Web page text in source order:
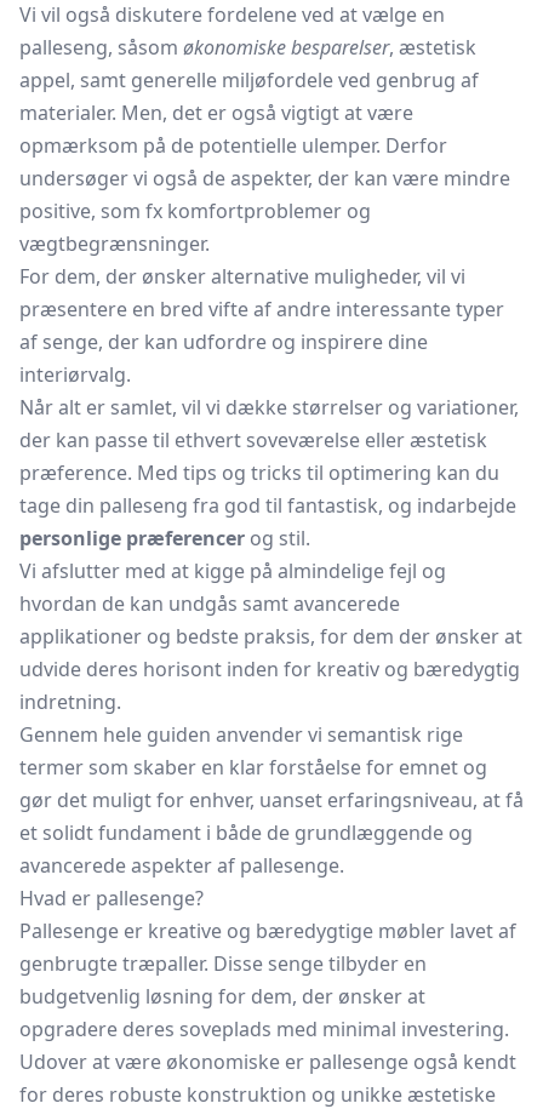
Vi vil også diskutere fordelene ved at vælge en
palleseng, såsom økonomiske besparelser, æstetisk
appel, samt generelle miljøfordele ved genbrug af
materialer. Men, det er også vigtigt at være
opmærksom på de potentielle ulemper. Derfor
undersøger vi også de aspekter, der kan være mindre
positive, som fx komfortproblemer og
vægtbegrænsninger.
For dem, der ønsker alternative muligheder, vil vi
præsentere en bred vifte af andre interessante typer
af senge, der kan udfordre og inspirere dine
interiørvalg.
Når alt er samlet, vil vi dække størrelser og variationer,
der kan passe til ethvert soveværelse eller æstetisk
præference. Med tips og tricks til optimering kan du
tage din palleseng fra god til fantastisk, og indarbejde
personlige præferencer og stil.
Vi afslutter med at kigge på almindelige fejl og
hvordan de kan undgås samt avancerede
applikationer og bedste praksis, for dem der ønsker at
udvide deres horisont inden for kreativ og bæredygtig
indretning.
Gennem hele guiden anvender vi semantisk rige
termer som skaber en klar forståelse for emnet og
gør det muligt for enhver, uanset erfaringsniveau, at få
et solidt fundament i både de grundlæggende og
avancerede aspekter af pallesenge.
Hvad er pallesenge?
Pallesenge er kreative og bæredygtige møbler lavet af
genbrugte træpaller. Disse senge tilbyder en
budgetvenlig løsning for dem, der ønsker at
opgradere deres soveplads med minimal investering.
Udover at være økonomiske er pallesenge også kendt
for deres robuste konstruktion og unikke æstetiske